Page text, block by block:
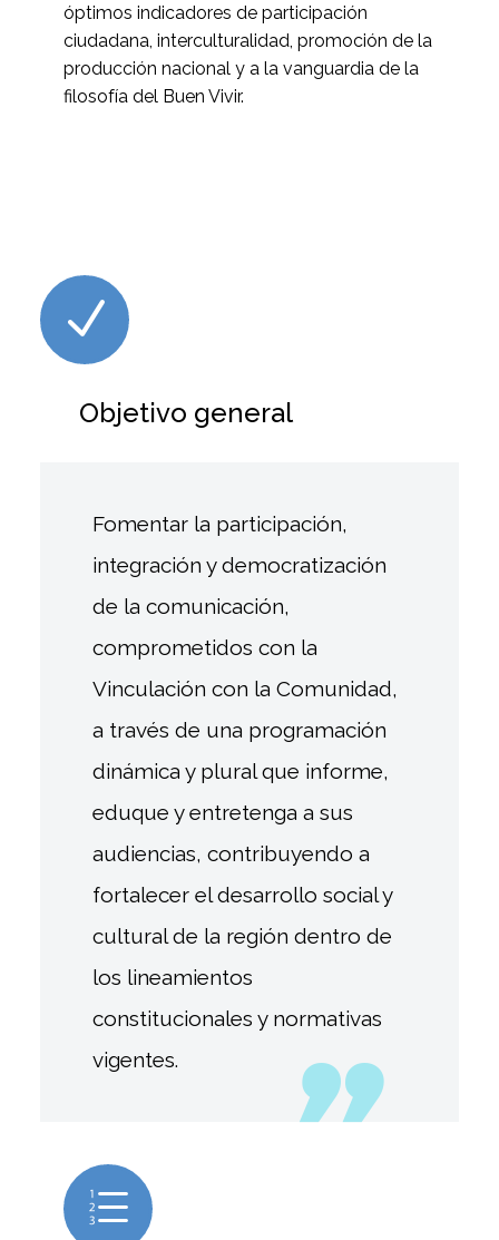
óptimos indicadores de participación
ciudadana, interculturalidad, promoción de la
producción nacional y a la vanguardia de la
filosofía del Buen Vivir.
N
N
Objetivo general
Fomentar la participación,
integración y democratización
de la comunicación,
comprometidos con la
Vinculación con la Comunidad,
a través de una programación
dinámica y plural que informe,
eduque y entretenga a sus
audiencias, contribuyendo a
fortalecer el desarrollo social y
cultural de la región dentro de
los lineamientos
constitucionales y normativas
vigentes.
e
e